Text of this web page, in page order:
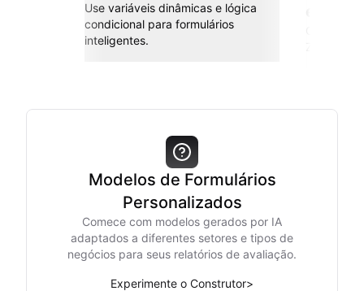
Use variáveis dinâmicas e lógica
condicional para formulários
inteligentes.
Modelos de Formulários
Personalizados
Comece com modelos gerados por IA
adaptados a diferentes setores e tipos de
negócios para seus relatórios de avaliação.
Experimente o Construtor>